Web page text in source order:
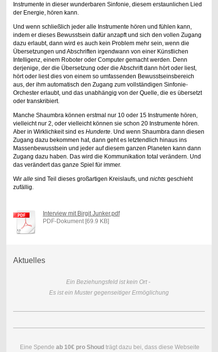
Instrumente in dieser wunderbaren Sinfonie, diesem erstaunlichen Lied
der Energie, hören kann.
Und wenn schließlich jeder alle Instrumente hören und fühlen kann,
indem er dieses Bewusstsein dafür anzapft und sich den vollen Zugang
dazu erlaubt, dann wird es auch kein Problem mehr sein, wenn die
Übersetzungen und Abschriften irgendwann von einer Künstlichen
Intelligenz, einem Roboter oder Computer gemacht werden. Denn
derjenige, der die Übersetzung oder die Abschrift dann hört oder liest,
hört oder liest dies von einem so umfassenden Bewusstseinsbereich
aus, der ihm automatisch den Zugang zum vollständigen Sinfonie-
Orchester erlaubt, und das unabhängig von der Quelle, die es übersetzt
oder transkribiert.
Manche Shaumbra können erstmal nur 10 oder 15 Instrumente hören,
vielleicht nur 2, oder vielleicht können sie schon 20 Instrumente hören.
Aber in Wirklichkeit sind es Hunderte. Und wenn Shaumbra dann diesen
Zugang dazu bekommen hat, dann geht es letztendlich hinaus ins
Massenbewusstsein und jeder auf diesem ganzen Planeten kann dann
Zugang dazu haben. Das wird die Kommunikation total verändern. Und
das verändert das ganze Spiel für immer.
Wir allesind Teil dieses großartigen Kreislaufs, und nichtsgeschieht
zufällig.
Interview mit Birgit Junker.pdf
PDF-Dokument [69.9 KB]
Aktuelles
Ein Beziehungsfeld ist kein Ort -
Es ist ein Muster gegenseitiger Ermöglichung
Eine Spende ab 10€ pro Shoud trägt dazu bei, dass diese Webseite